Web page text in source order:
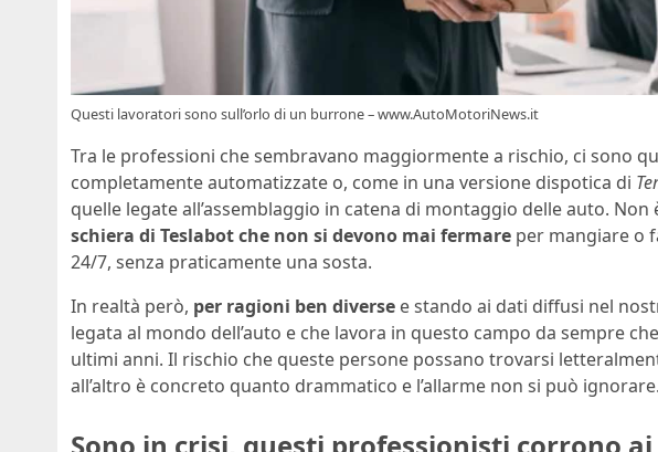
Questi lavoratori sono sull’orlo di un burrone – www.AutoMotoriNews.it
Tra le professioni che sembravano maggiormente a rischio, ci sono
completamente automatizzate o, come in una versione dispotica di
quelle legate all’assemblaggio in catena di montaggio delle auto. Non
schiera di Teslabot che non si devono mai fermare per mangiare o
24/7, senza praticamente una sosta.
In realtà però, per ragioni ben diverse e stando ai dati diffusi nel
legata al mondo dell’auto e che lavora in questo campo da sempre
ultimi anni. Il rischio che queste persone possano trovarsi
all’altro è concreto quanto drammatico e l’allarme non si può ignorare.
Sono in crisi, questi professionisti corrono